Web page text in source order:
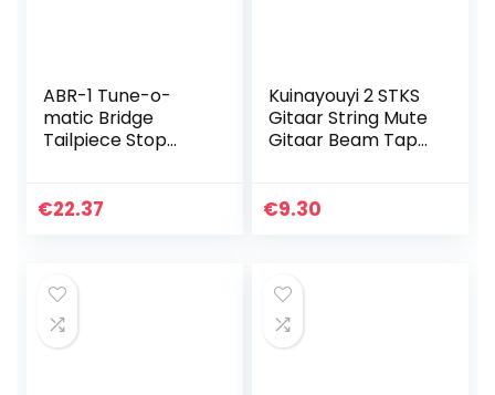
ABR-1 Tune-o-
matic Bridge
Tailpiece Stop
Gitaar onderdelen
€22.37
Kuinayouyi 2 STKS
Gitaar String Mute
Gitaar Beam Tape
Fretboard Muting
€9.30